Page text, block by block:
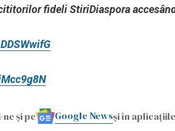
fideli StiriDiaspora
și pe Google Newsși în